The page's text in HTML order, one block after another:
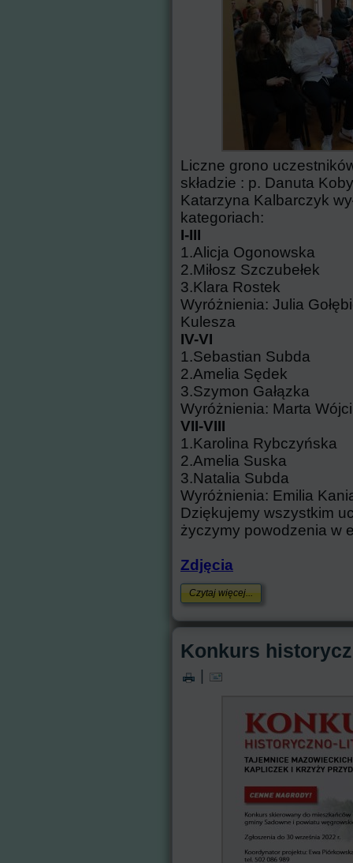
Liczne grono
składzie : p. Danuta
Katarzyna Kalbarczyk
kategoriach:
I-III
1.Alicja Ogonowska
2.Miłosz Szczubełek
3.Klara Rostek
Wyróżnienia: Julia
Kulesza
IV-VI
1.Sebastian Subda
2.Amelia Sędek
3.Szymon Gałązka
Wyróżnienia: Marta
VII-VIII
1.Karolina Rybczyńska
2.Amelia Suska
3.Natalia Subda
Wyróżnienia: Emilia
Dziękujemy wszystkim
życzymy powodzenia w
Zdjęcia
Czytaj więcej...
Konkurs
|